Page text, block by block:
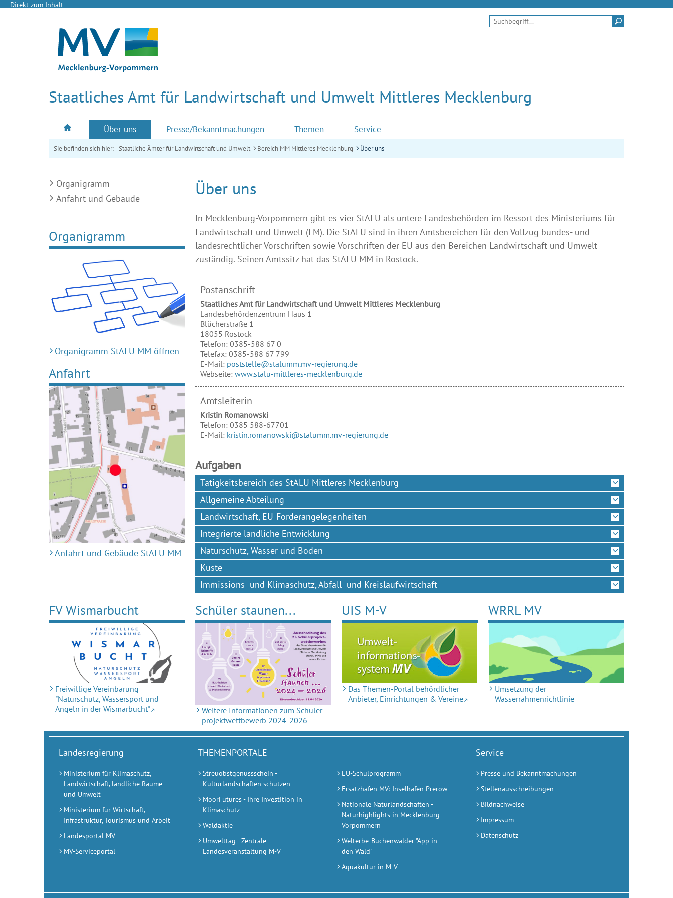
Direkt zum Inhalt
Staatliches Amt für Landwirtschaft und Umwelt Mittleres Mecklenburg
Suchen
Über uns Presse/Bekanntmachungen Themen Service
Sie befinden sich hier: Staatliche Ämter für Landwirtschaft und Umwelt Bereich MM Mittleres Mecklenburg Über uns
Organigramm
Anfahrt und Gebäude
Organigramm
Organigramm StALU MM öffnen
Anfahrt
Anfahrt und Gebäude StALU MM
Über uns
In Mecklenburg-Vorpommern gibt es vier StÄLU als untere Landesbehörden im Ressort des Ministeriums für
Landwirtschaft und Umwelt (LM). Die StÄLU sind in ihren Amtsbereichen für den Vollzug bundes- und
landesrechtlicher Vorschriften sowie Vorschriften der EU aus den Bereichen Landwirtschaft und Umwelt
zuständig. Seinen Amtssitz hat das StALU MM in Rostock.
Postanschrift
Staatliches Amt für Landwirtschaft und Umwelt Mittleres Mecklenburg
Landesbehördenzentrum Haus 1
Blücherstraße 1
18055 Rostock
Telefon: 0385-588 67 0
Telefax: 0385-588 67 799
E-Mail: poststelle@stalumm.mv-regierung.de
Webseite: www.stalu-mittleres-mecklenburg.de
Amtsleiterin
Kristin Romanowski
Telefon: 0385 588-67701
E-Mail: kristin.romanowski@stalumm.mv-regierung.de
Aufgaben
Tätigkeitsbereich des StALU Mittleres Mecklenburg
Allgemeine Abteilung
Landwirtschaft, EU-Förderangelegenheiten
Integrierte ländliche Entwicklung
Naturschutz, Wasser und Boden
Küste
Immissions- und Klimaschutz, Abfall- und Kreislaufwirtschaft
FV Wismarbucht
Freiwillige Vereinbarung
"Naturschutz, Wassersport und
Angeln in der Wismarbucht"
Schüler staunen...
Weitere Infor­ma­tio­nen zum Schüler­
pro­jekt­wett­bewerb 2024-2026
UIS M-V
Das Themen-Portal behördlicher
Anbieter, Einrichtungen & Vereine
WRRL MV
Umsetzung der
Wasserrahmenrichtlinie
Landesregierung
Ministerium für Klimaschutz,
Landwirtschaft, ländliche Räume
und Umwelt
Ministerium für Wirtschaft,
Infrastruktur, Tourismus und Arbeit
Landesportal MV
MV-Serviceportal
THEMENPORTALE
Streuobstgenussschein -
Kulturlandschaften schützen
MoorFutures - Ihre Investition in
Klimaschutz
Waldaktie
Umwelttag - Zentrale
Landesveranstaltung M-V
EU-Schulprogramm
Ersatzhafen MV: Inselhafen Prerow
Nationale Naturlandschaften -
Naturhighlights in Mecklenburg-
Vorpommern
Welterbe-Buchenwälder "App in
den Wald"
Aquakultur in M-V
Service
Presse und Bekanntmachungen
Stellenausschreibungen
Bildnachweise
Impressum
Datenschutz